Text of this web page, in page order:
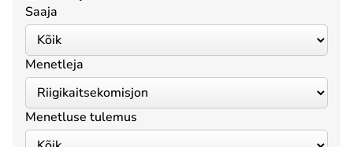
Saaja
Menetleja
Menetluse tulemus